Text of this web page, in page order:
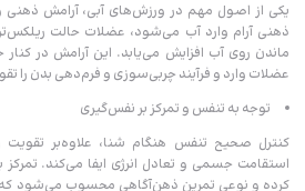
یکی از اصول مهم در ورزش‌های آبی، آرامش ذهنی
ذهنی آرام وارد آب می‌شود، عضلات حالت
ماندن روی آب افزایش می‌یابد. این آرامش در
عضلات وارد و فرآیند چربی‌سوزی و فرم‌دهی بدن را
توجه به تنفس و تمرکز بر نفس‌گیری
کنترل صحیح تنفس هنگام شنا، علاوه‌بر
استقامت جسمی و تعادل انرژی ایفا می‌کند.
کرده و نوعی تمرین ذهن‌آگاهی محسوب می‌شود که